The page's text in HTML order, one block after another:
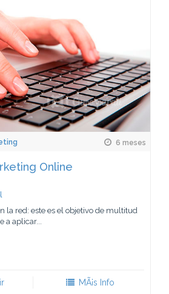
6 meses
Online
la red: este es el objetivo de multitud
aplicar...
MÃ¡s Info